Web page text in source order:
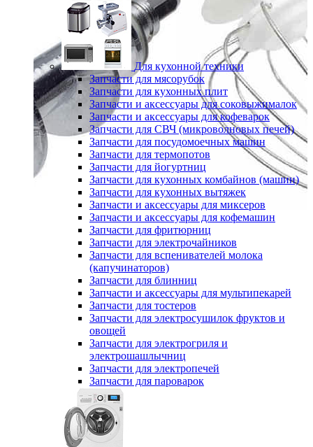
Для кухонной техники
Запчасти для мясорубок
Запчасти для кухонных плит
Запчасти и аксессуары для соковыжималок
Запчасти и аксессуары для кофеварок
Запчасти для СВЧ (микроволновых печей)
Запчасти для посудомоечных машин
Запчасти для термопотов
Запчасти для йогуртниц
Запчасти для кухонных комбайнов (машин)
Запчасти для кухонных вытяжек
Запчасти и аксессуары для миксеров
Запчасти и аксессуары для кофемашин
Запчасти для фритюрниц
Запчасти для электрочайников
Запчасти для вспенивателей молока
(капучинаторов)
Запчасти для блинниц
Запчасти и аксессуары для мультипекарей
Запчасти для тостеров
Запчасти для электросушилок фруктов и
овощей
Запчасти для электрогриля и
электрошашлычниц
Запчасти для электропечей
Запчасти для пароварок